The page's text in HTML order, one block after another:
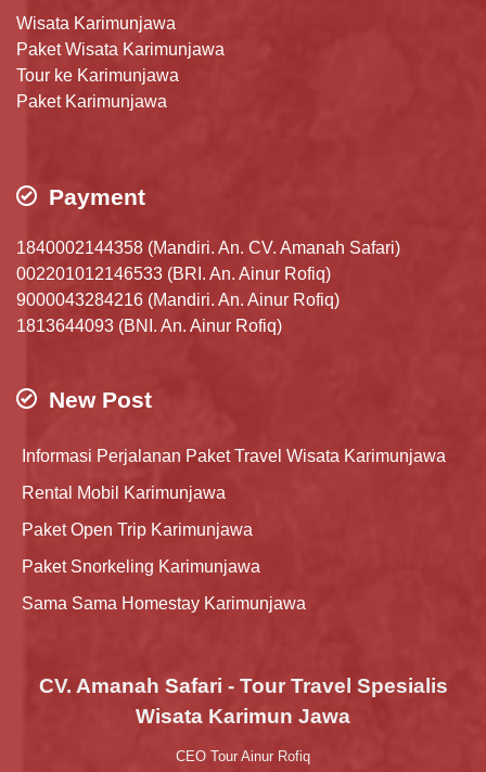
Wisata Karimunjawa
Paket Wisata Karimunjawa
Tour ke Karimunjawa
Paket Karimunjawa
Payment
1840002144358 (Mandiri. An. CV. Amanah Safari)
002201012146533 (BRI. An. Ainur Rofiq)
9000043284216 (Mandiri. An. Ainur Rofiq)
1813644093 (BNI. An. Ainur Rofiq)
New Post
Informasi Perjalanan Paket Travel Wisata Karimunjawa
Rental Mobil Karimunjawa
Paket Open Trip Karimunjawa
Paket Snorkeling Karimunjawa
Sama Sama Homestay Karimunjawa
CV. Amanah Safari - Tour Travel Spesialis
Wisata Karimun Jawa
CEO Tour Ainur Rofiq